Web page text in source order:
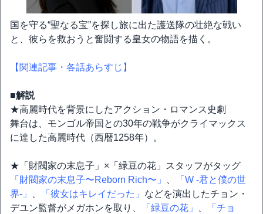
国を守る“聖なる宝”を探し旅に出た護送隊の壮絶な戦い
と、彼らを救おうと奮闘する皇女の物語を描く。
【関連記事・各話あらすじ】
■解説
★高麗時代を背景にしたアクション・ロマンス史劇
舞台は、モンゴル帝国との30年の戦争がクライマックス
に達した高麗時代（西暦1258年）。
★「財閥家の末息子」×「緑豆の花」スタッフがタッグ
「財閥家の末息子〜Reborn Rich〜」
「W -君と僕の世
界-」
「彼女はキレイだった」 などを演出したチョン・
デユン監督がメガホンを取り、
「緑豆の花」
「チョ